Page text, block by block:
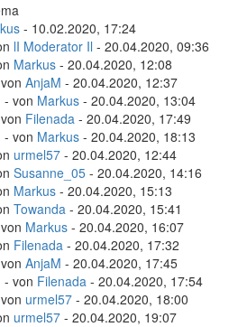
- 10.02.2020, 17:24
lI Moderator Il - 20.04.2020, 09:36
Markus - 20.04.2020, 12:08
AnjaM - 20.04.2020, 12:37
- von Markus - 20.04.2020, 13:04
Filenada - 20.04.2020, 17:49
- von Markus - 20.04.2020, 18:13
urmel57 - 20.04.2020, 12:44
Susanne_05 - 20.04.2020, 14:16
Markus - 20.04.2020, 15:13
Towanda - 20.04.2020, 15:41
Markus - 20.04.2020, 16:07
Filenada - 20.04.2020, 17:32
AnjaM - 20.04.2020, 17:45
- von Filenada - 20.04.2020, 17:54
urmel57 - 20.04.2020, 18:00
urmel57 - 20.04.2020, 19:07